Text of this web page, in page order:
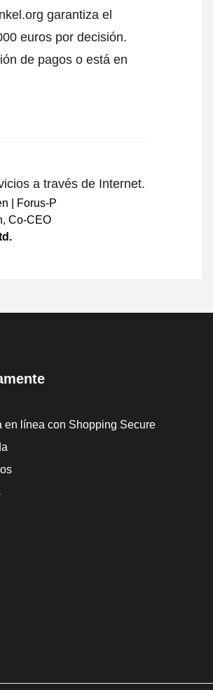
garantiza el
euros por decisión.
de pagos o está en
a través de Internet.
, Co-CEO
en línea con Shopping Secure